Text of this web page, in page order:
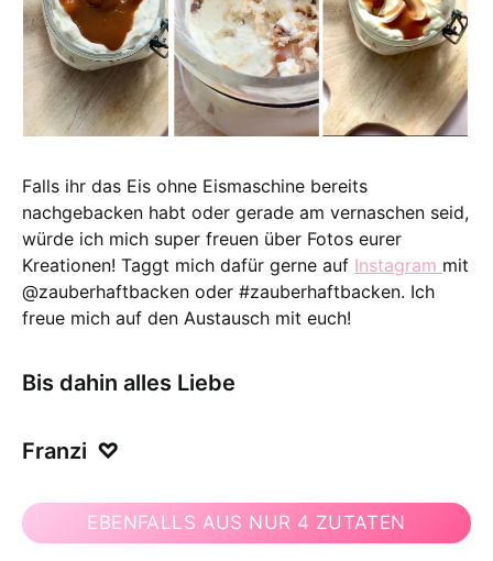
Falls ihr das Eis ohne Eismaschine bereits
nachgebacken habt oder gerade am vernaschen seid,
würde ich mich super freuen über Fotos eurer
Kreationen! Taggt mich dafür gerne auf Instagram mit
@zauberhaftbacken oder #zauberhaftbacken. Ich
freue mich auf den Austausch mit euch!
Bis dahin alles Liebe
Franzi ♡
EBENFALLS AUS NUR 4 ZUTATEN